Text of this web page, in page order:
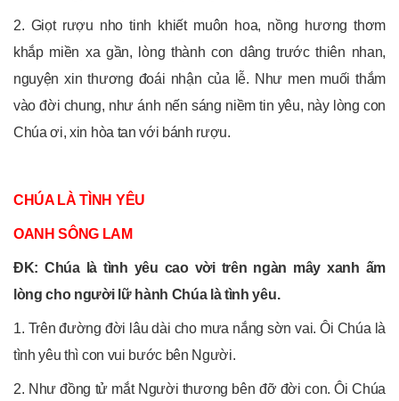
2. Giọt rượu nho tinh khiết muôn hoa, nồng hương thơm
khắp miền xa gần, lòng thành con dâng trước thiên nhan,
nguyện xin thương đoái nhận của lễ. Như men muối thắm
vào đời chung, như ánh nến sáng niềm tin yêu, này lòng con
Chúa ơi, xin hòa tan với bánh rượu.
CHÚA LÀ TÌNH YÊU
OANH SÔNG LAM
ĐK: Chúa là tình yêu cao vời trên ngàn mây xanh ấm
lòng cho người lữ hành Chúa là tình yêu.
1. Trên đường đời lâu dài cho mưa nắng sờn vai. Ôi Chúa là
tình yêu thì con vui bước bên Người.
2. Như đồng tử mắt Người thương bên đỡ đời con. Ôi Chúa